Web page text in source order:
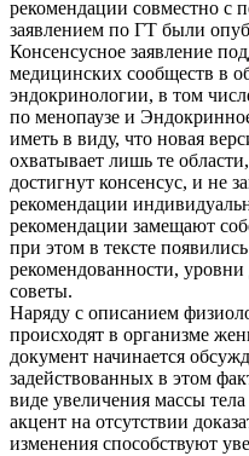
рекомендации совместно с
заявлением по ГТ были
Консенсусное заявление
медицинских сообществ в
эндокринологии, в том
по менопаузе и
иметь в виду, что новая
охватывает лишь те
достигнут консенсус, и не
рекомендации
рекомендации замещают
при этом в тексте
рекомендованности, уровни
советы.
Наряду с описанием
происходят в организме
документ начинается
задействованных в этом
виде увеличения массы
акцент на отсутствии
изменения способствуют